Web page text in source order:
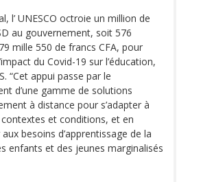
l’ UNESCO octroie un million de
au gouvernement, soit 576
mille 550 de francs CFA, pour
du Covid-19 sur l’éducation,
“Cet appui passe par le
d’une gamme de solutions
à distance pour s’adapter à
et conditions, et en
besoins d’apprentissage de la
enfants et des jeunes marginalisés